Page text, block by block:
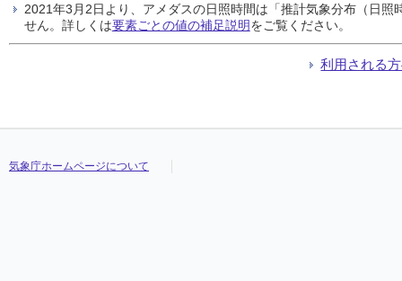
2021年3月2日より、アメダスの日照時間は「推計気象分布（日
せん。詳しくは要素ごとの値の補足説明をご覧ください。
利用される
気象庁ホームページについて